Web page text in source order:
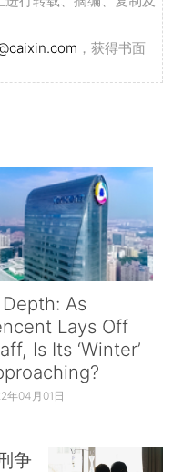
，获得书面
Depth: As
Lays Off
Is Its ‘Winter’
年04月01日
争